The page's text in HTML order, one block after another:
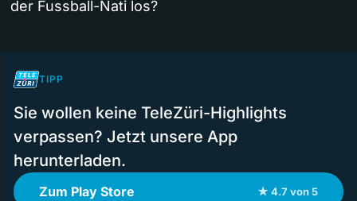
der Fussball-Nati los?
TIPP
Sie wollen keine TeleZüri-Highlights
verpassen? Jetzt unsere App
herunterladen.
Zum Play Store ★ 4.7 von 5